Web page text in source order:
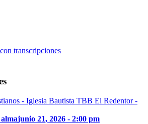
transcripciones
junio 21, 2026 - 2:00 pm